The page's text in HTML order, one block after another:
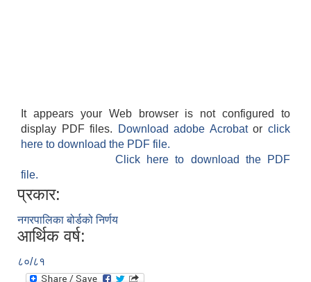
It appears your Web browser is not configured to
display PDF files.
Download adobe Acrobatorclick
here to download the PDF file.
Click here to download the PDF
file.
प्रकार:
नगरपालिका बोर्डको निर्णय
आर्थिक वर्ष:
८०/८१